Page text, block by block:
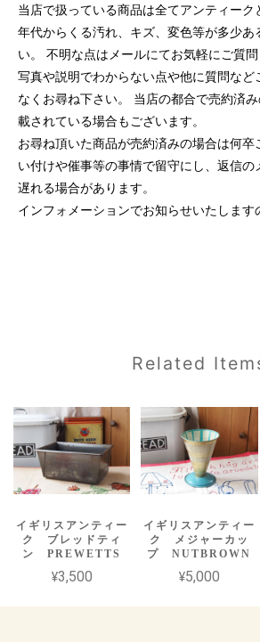
当店で扱っている商品は全てアンティーク
年代からくる汚れ、キズ、変色等が多少あ
い。 不明な点はメールにてお気軽にご質問
写真や説明でわからない点や他に質問など
なくお尋ね下さい。 当店の都合で売約済
載されている場合もございます。
お尋ね頂いた商品が売約済みの場合は何卒
い付けや催事等の事情で留守にし、返信
遅れる場合があります。
インフォメーションでお知らせいたします
Related
イギリスアンティー
ク ブレッドティ
ン PREWETTS
¥3,500
イギリスアンティー
ク メジャーカッ
プ NUTBROWN
¥5,000